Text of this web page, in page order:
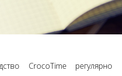
CrocoTime регулярно